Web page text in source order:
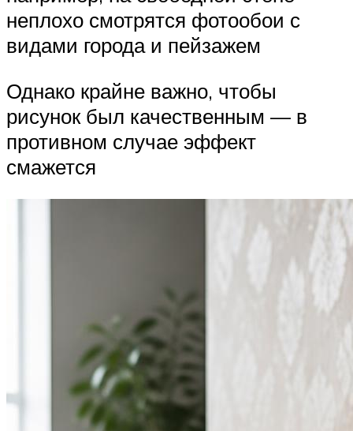
неплохо смотрятся фотообои с
видами города и пейзажем
Однако крайне важно, чтобы
рисунок был качественным — в
противном случае эффект
смажется